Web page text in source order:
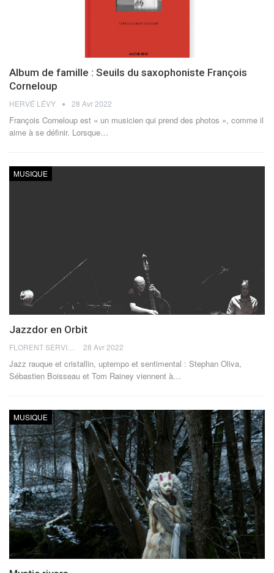
Album de famille : Seuils du saxophoniste François
Corneloup
HERVÉ LÉVY 28 Avr 2022
François Corneloup est « un musicien qui prend des photos », comme il
aime à se définir. Lorsque…
MUSIQUE
Jazzdor en Orbit
FLORENT SERVIA 28 Avr 2022
Jazz rauque et cristallin, uptempo et sentimental : Stephan Oliva,
Sébastien Boisseau et Tom Rainey viennent à…
MUSIQUE